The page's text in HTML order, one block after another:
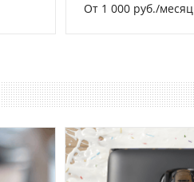
От 1 000 руб./месяц